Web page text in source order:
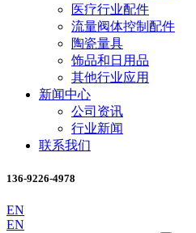
医疗行业配件
流量阀体控制配件
陶瓷量具
饰品和日用品
其他行业应用
新闻中心
公司资讯
行业新闻
联系我们
136-9226-4978
EN
EN